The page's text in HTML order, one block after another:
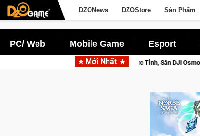
DZONews DZOStore Sản Phẩm
PC/ Web Mobile Game Esport
Mới Nhất
Saga: Cửu Giới Thức Tỉnh, Săn DJI Osmo Pocket 3 Ngay Hôm Nay